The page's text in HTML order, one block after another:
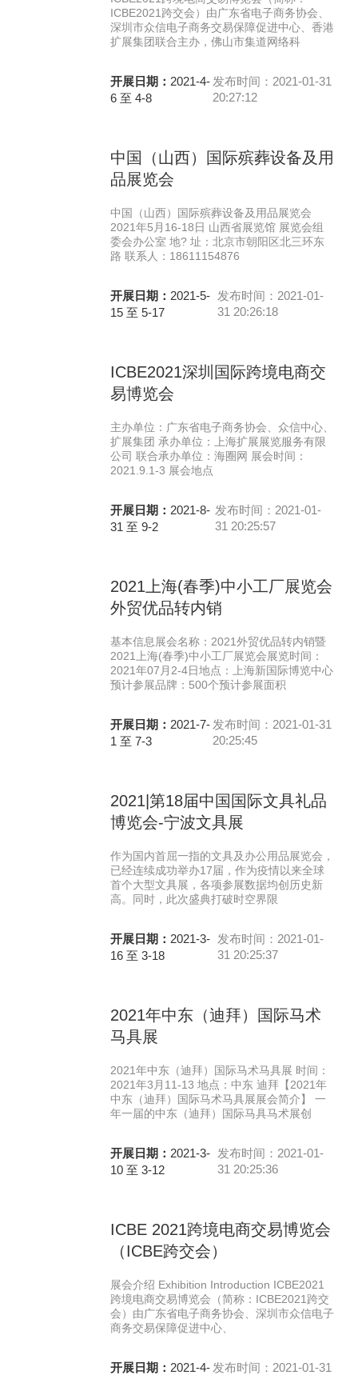
ICBE2021跨交会）由广东省电子商务协会、
深圳市众信电子商务交易保障促进中心、香港
扩展集团联合主办，佛山市集道网络科
开展日期： 2021-4-
6 至 4-8
发布时间：2021-01-31
20:27:12
中国（山西）国际殡葬设备及用
品展览会
中国（山西）国际殡葬设备及用品展览会
2021年5月16-18日 山西省展览馆 展览会组
委会办公室 地? 址：北京市朝阳区北三环东
路 联系人：18611154876
开展日期： 2021-5-
15 至 5-17
发布时间：2021-01-
31 20:26:18
ICBE2021深圳国际跨境电商交
易博览会
主办单位：广东省电子商务协会、众信中心、
扩展集团 承办单位：上海扩展展览服务有限
公司 联合承办单位：海圈网 展会时间：
2021.9.1-3 展会地点
开展日期： 2021-8-
31 至 9-2
发布时间：2021-01-
31 20:25:57
2021上海(春季)中小工厂展览会
外贸优品转内销
基本信息展会名称：2021外贸优品转内销暨
2021上海(春季)中小工厂展览会展览时间：
2021年07月2-4日地点：上海新国际博览中心
预计参展品牌：500个预计参展面积
开展日期： 2021-7-
1 至 7-3
发布时间：2021-01-31
20:25:45
2021|第18届中国国际文具礼品
博览会-宁波文具展
作为国内首屈一指的文具及办公用品展览会，
已经连续成功举办17届，作为疫情以来全球
首个大型文具展，各项参展数据均创历史新
高。同时，此次盛典打破时空界限
开展日期： 2021-3-
16 至 3-18
发布时间：2021-01-
31 20:25:37
2021年中东（迪拜）国际马术
马具展
2021年中东（迪拜）国际马术马具展 时间：
2021年3月11-13 地点：中东 迪拜【2021年
中东（迪拜）国际马术马具展展会简介】 一
年一届的中东（迪拜）国际马具马术展创
开展日期： 2021-3-
10 至 3-12
发布时间：2021-01-
31 20:25:36
ICBE 2021跨境电商交易博览会
（ICBE跨交会）
展会介绍 Exhibition Introduction ICBE2021
跨境电商交易博览会（简称：ICBE2021跨交
会）由广东省电子商务协会、深圳市众信电子
商务交易保障促进中心、
开展日期： 2021-4- 发布时间：2021-01-31